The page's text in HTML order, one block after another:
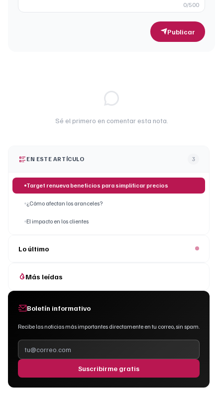
0/500
Publicar
Sé el primero en comentar esta nota.
EN ESTE ARTÍCULO 3
Target renueva beneficios para simplificar precios
¿Cómo afectan los aranceles?
El impacto en los clientes
Lo último
Más leídas
Boletín informativo
Recibe las noticias más importantes directamente en tu correo, sin spam.
Suscribirme gratis